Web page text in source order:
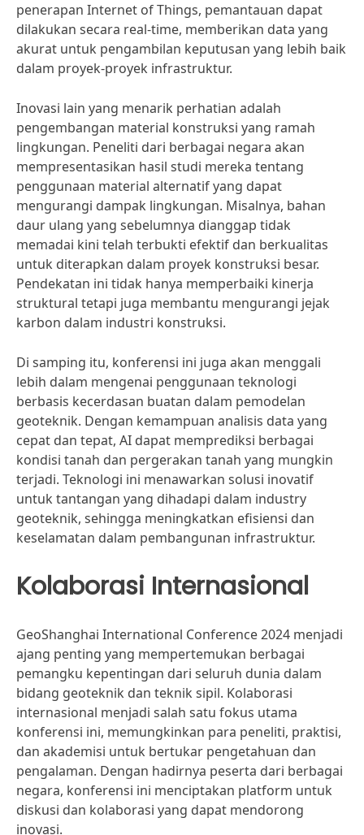
penerapan Internet of Things, pemantauan dapat
dilakukan secara real-time, memberikan data yang
akurat untuk pengambilan keputusan yang lebih baik
dalam proyek-proyek infrastruktur.
Inovasi lain yang menarik perhatian adalah
pengembangan material konstruksi yang ramah
lingkungan. Peneliti dari berbagai negara akan
mempresentasikan hasil studi mereka tentang
penggunaan material alternatif yang dapat
mengurangi dampak lingkungan. Misalnya, bahan
daur ulang yang sebelumnya dianggap tidak
memadai kini telah terbukti efektif dan berkualitas
untuk diterapkan dalam proyek konstruksi besar.
Pendekatan ini tidak hanya memperbaiki kinerja
struktural tetapi juga membantu mengurangi jejak
karbon dalam industri konstruksi.
Di samping itu, konferensi ini juga akan menggali
lebih dalam mengenai penggunaan teknologi
berbasis kecerdasan buatan dalam pemodelan
geoteknik. Dengan kemampuan analisis data yang
cepat dan tepat, AI dapat memprediksi berbagai
kondisi tanah dan pergerakan tanah yang mungkin
terjadi. Teknologi ini menawarkan solusi inovatif
untuk tantangan yang dihadapi dalam industry
geoteknik, sehingga meningkatkan efisiensi dan
keselamatan dalam pembangunan infrastruktur.
Kolaborasi Internasional
GeoShanghai International Conference 2024 menjadi
ajang penting yang mempertemukan berbagai
pemangku kepentingan dari seluruh dunia dalam
bidang geoteknik dan teknik sipil. Kolaborasi
internasional menjadi salah satu fokus utama
konferensi ini, memungkinkan para peneliti, praktisi,
dan akademisi untuk bertukar pengetahuan dan
pengalaman. Dengan hadirnya peserta dari berbagai
negara, konferensi ini menciptakan platform untuk
diskusi dan kolaborasi yang dapat mendorong
inovasi.